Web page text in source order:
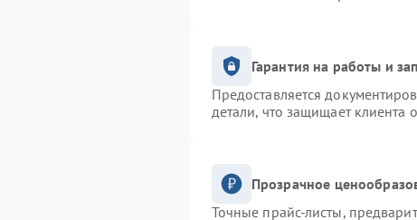
Гарантия на работы и
Предоставляется
детали, что защищает клиента
Прозрачное
Точные прайс-листы,